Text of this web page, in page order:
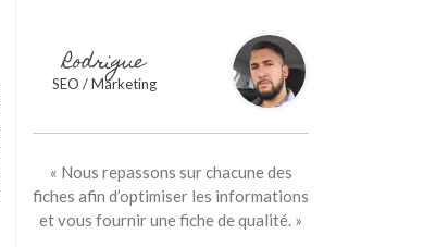
Rodrigue
SEO / Marketing
« Nous repassons sur chacune des
fiches afin d’optimiser les informations
et vous fournir une fiche de qualité. »